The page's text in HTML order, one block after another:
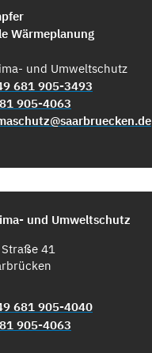
Wärmeplanung
und Umweltschutz
681 905-3493
905-4063
und Umweltschutz
41
681 905-4040
905-4063